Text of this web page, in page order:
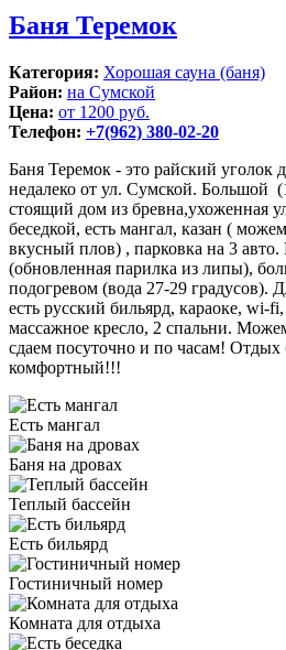
Баня Теремок
Категория: Хорошая сауна (баня)
Район: на Сумской
Цена: от 1200 руб.
Телефон: +7(962) 380-02-20
Баня Теремок - это райский уголок
недалеко от ул. Сумской. Большой
стоящий дом из бревна,ухоженная
беседкой, есть мангал, казан (
вкусный плов) , парковка на 3 авто.
(обновленная парилка из липы),
подогревом (вода 27-29 градусов).
есть русский бильярд, караоке, wi-
массажное кресло, 2 спальни.
сдаем посуточно и по часам!
комфортный!!!
Есть мангал
Баня на дровах
Теплый бассейн
Есть бильярд
Гостиничный номер
Комната для отдыха